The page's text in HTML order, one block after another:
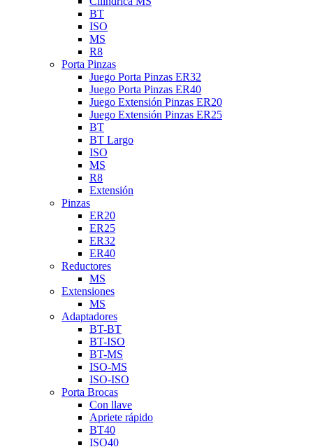
BT
ISO
MS
R8
Porta Pinzas
Juego Porta Pinzas ER32
Juego Porta Pinzas ER40
Juego Extensión Pinzas ER20
Juego Extensión Pinzas ER25
BT
BT Largo
ISO
MS
R8
Extensión
Pinzas
ER20
ER25
ER32
ER40
Reductores
MS
Extensiones
MS
Adaptadores
BT-BT
BT-ISO
BT-MS
ISO-MS
ISO-ISO
Porta Brocas
Con llave
Apriete rápido
BT40
ISO40